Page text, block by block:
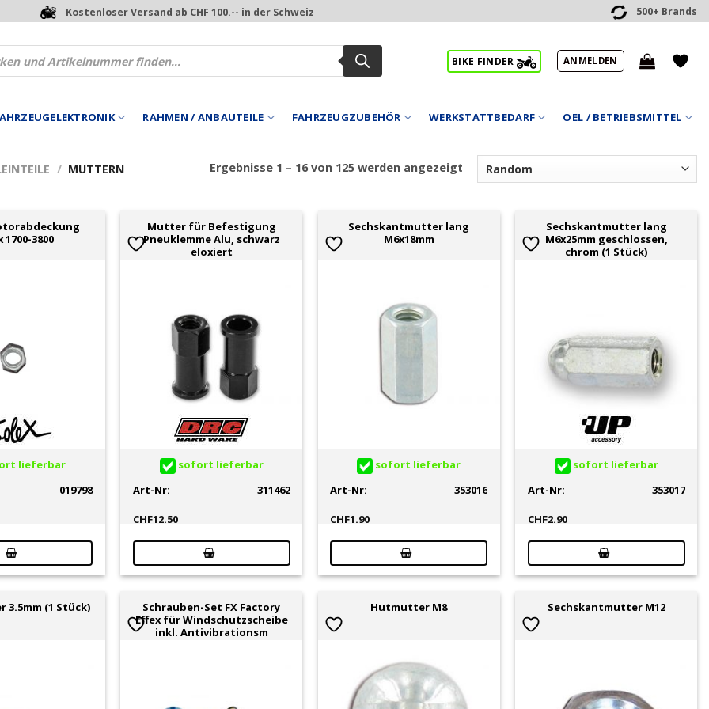
Kostenloser Versand ab CHF 100.-- in der Schweiz 500+ Brands
BIKE FINDER ANMELDEN
RAHMEN / ANBAUTEILE FAHRZEUGZUBEHÖR WERKSTATTBEDARF OEL / BETRIEBSMITTEL
/ MUTTERN Ergebnisse 1 – 16 von 125 werden angezeigt
1700-3800
lieferbar
019798
Mutter für Befestigung
Pneuklemme Alu, schwarz
eloxiert
sofort lieferbar
Art-Nr:
311462
CHF12.50
Sechskantmutter lang
M6x18mm
sofort lieferbar
Art-Nr:
353016
CHF1.90
Sechskantmutter lang
M6x25mm geschlossen,
chrom (1 Stück)
sofort lieferbar
Art-Nr:
353017
CHF2.90
3.5mm (1 Stück)
Schrauben-Set FX Factory
Effex für Windschutzscheibe
inkl. Antivibrationsm
Hutmutter M8 Sechskantmutter M12